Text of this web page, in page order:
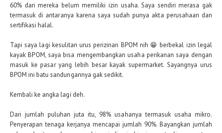
60% dari mereka belum memiliki izin usaha. Saya sendiri merasa gak
termasuk di antaranya karena saya sudah punya akta perusahaan dan
sertifikasi halal.
Tapi saya lagi kesulitan urus perizinan BPOM nih 😁 berbekal izin legal
kayak BPOM, saya bisa mengembangkan usaha perikanan saya dengan
masuk ke pasar yang lebih besar kayak supermarket. Sayangnya urus
BPOM ini batu sandungannya gak sedikit.
Kembali ke angka lagi deh.
Dari jumlah puluhan juta itu, 98% usahanya termasuk usaha mikro.
Penyerapan tenaga kerjanya mencapai jumlah 90%. Bayangkan jumlah